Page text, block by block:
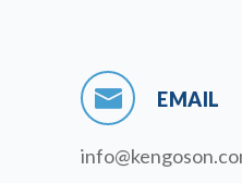
EMAIL